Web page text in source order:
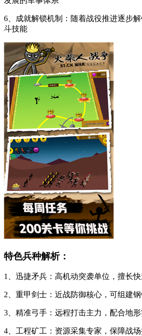
6、成就解锁机制：随着战役推进逐步
斗技能
特色兵种解析：
1、迅捷矛兵：高机动突袭单位，擅长
2、重甲剑士：近战防御核心，可组建
3、精准弓手：远程打击主力，配合地
4、工程矿工：资源采集专家，保障战